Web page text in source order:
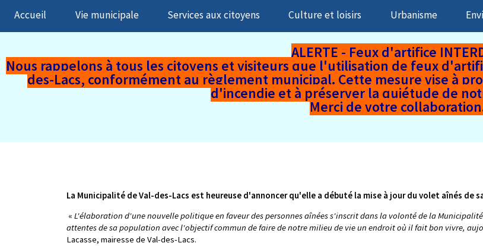
Accueil Vie municipale Services aux citoyens Culture et loisirs Urbanisme
ALERTE - Feux d'artifice
Nous rappelons à tous les citoyens et visiteurs que l'utilisation de feux
des-Lacs, conformément au règlement municipal. Cette mesure vise à
d'incendie et à préserver la quiétude de
Merci de votre
La Municipalité de Val-des-Lacs est heureuse d'annoncer qu'elle a débuté la mise à jour du volet aînés de
« L'élaboration d'une nouvelle politique en faveur des personnes aînées s'inscrit dans la volonté de la
attentes de sa population avec l'objectif commun de faire de notre milieu de vie un endroit où il fait bon vivre,
Lacasse, mairesse de Val-des-Lacs.